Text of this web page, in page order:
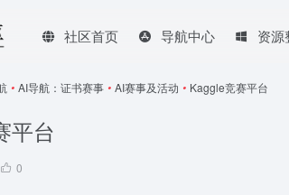
社区首页 导航中心 资源
• AI导航：证书赛事 • AI赛事及活动 • Kaggle竞赛平台
平台
0